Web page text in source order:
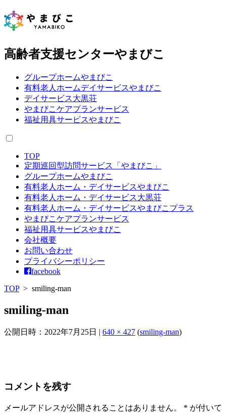
高齢者支援センターやまびこ
グループホームやまびこ
有料老人ホームデイサービスやまびこ
デイサービス大黒荘
やまびこケアプランサービス
福祉用具サービスやまびこ
TOP
定期巡回型訪問サービス「やまびこ」
グループホームやまびこ
有料老人ホーム・デイサービスやまびこ
有料老人ホーム・デイサービス大黒荘
有料老人ホーム・デイサービスやまびこプラス
やまびこケアプランサービス
福祉用具サービスやまびこ
会社概要
お問い合わせ
プライバシーポリシー
facebook
TOP> smiling-man
smiling-man
公開日時： 2022年7月25日 | 640 × 427 (smiling-man)
コメントを残す
メールアドレスが公開されることはありません。 * が付いて